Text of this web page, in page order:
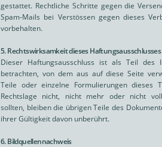
gestattet. Rechtliche Schritte gegen die
Spam-Mails bei Verstössen gegen dieses
vorbehalten.
5. Rechtswirksamkeit dieses Haftungsausschlusses
Dieser Haftungsausschluss ist als Teil des
betrachten, von dem aus auf diese Seite
Teile oder einzelne Formulierungen dieses
Rechtslage nicht, nicht mehr oder nicht
sollten, bleiben die übrigen Teile des
ihrer Gültigkeit davon unberührt.
6. Bildquellennachweis